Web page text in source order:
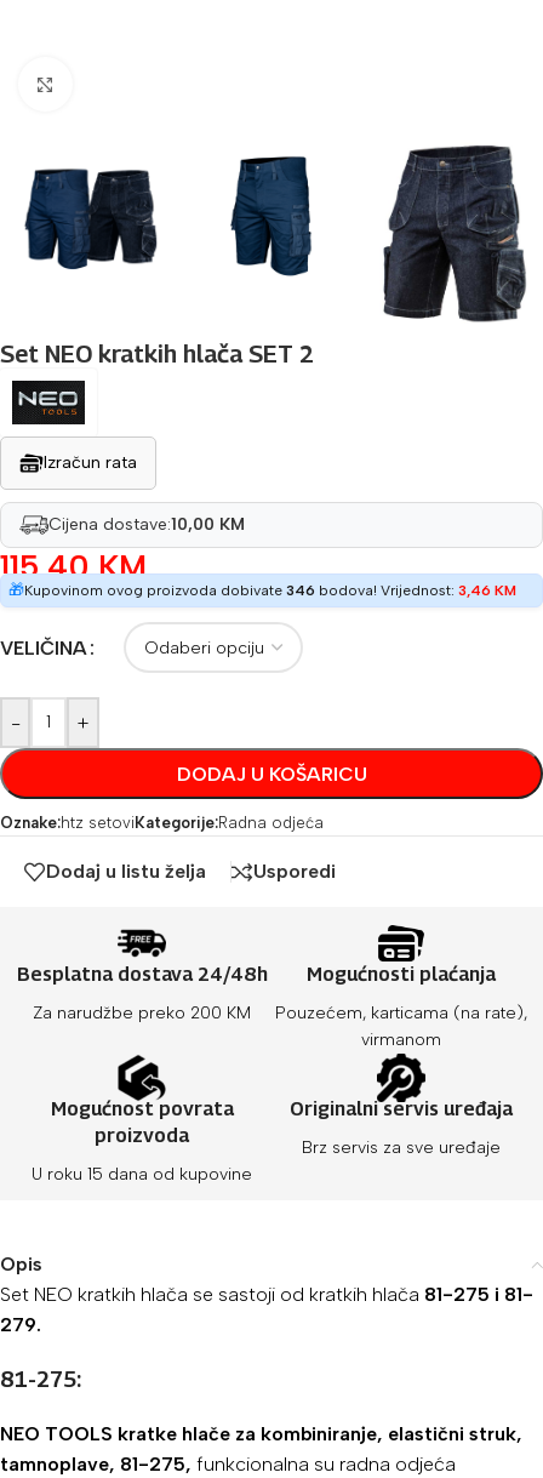
Set NEO kratkih hlača SET 2
Izračun rata
Cijena dostave:10,00 KM
115,40KM
🎁Kupovinom ovog proizvoda dobivate 346 bodova! Vrijednost: 3,46 KM
VELIČINA
- +
DODAJ U KOŠARICU
Oznake:htz setovi Kategorije:Radna odjeća
Dodaj u listu želja Usporedi
Besplatna dostava 24/48h
Za narudžbe preko 200 KM
Mogućnosti plaćanja
Pouzećem, karticama (na rate),
virmanom
Mogućnost povrata
proizvoda
U roku 15 dana od kupovine
Originalni servis uređaja
Brz servis za sve uređaje
Opis
Set NEO kratkih hlača se sastoji od kratkih hlača 81-275 i 81-
279.
81-275:
NEO TOOLS kratke hlače za kombiniranje, elastični struk,
tamnoplave, 81-275, funkcionalna su radna odjeća